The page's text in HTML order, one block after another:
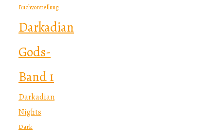
Buchvorstellung
Darkadian
Gods-
Band 1
Darkadian
Nights
Dark